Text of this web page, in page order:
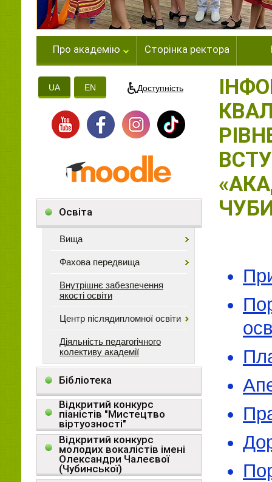
Про академію Сторінка ректора
UA EN Доступність
Освіта
Вища
Фахова передвища
Внутрішнє забезпечення
якості освіти
Центр післядипломної освіти
Діяльність педагогічного
колективу академії
Бібліотека
Відкритий конкурс
піаністів "Мистецтво
віртуозності"
Відкритий конкурс
молодих вокалістів імені
Олександри Чалеєвої
(Чубинської)